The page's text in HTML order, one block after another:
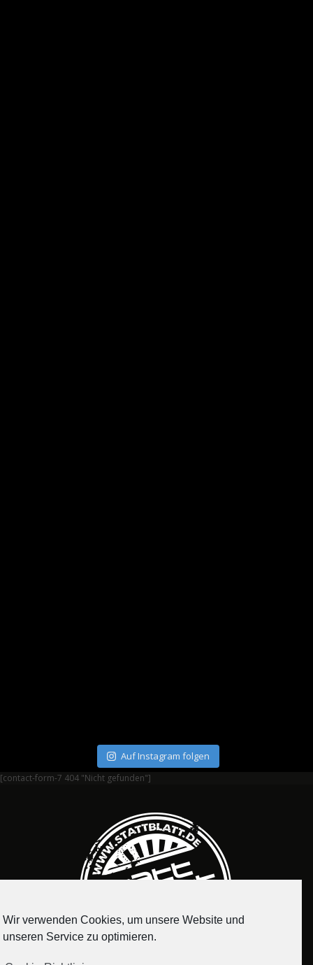
Auf Instagram folgen
[contact-form-7 404 "Nicht gefunden"]
Wir verwenden Cookies, um unsere Website und
unseren Service zu optimieren.